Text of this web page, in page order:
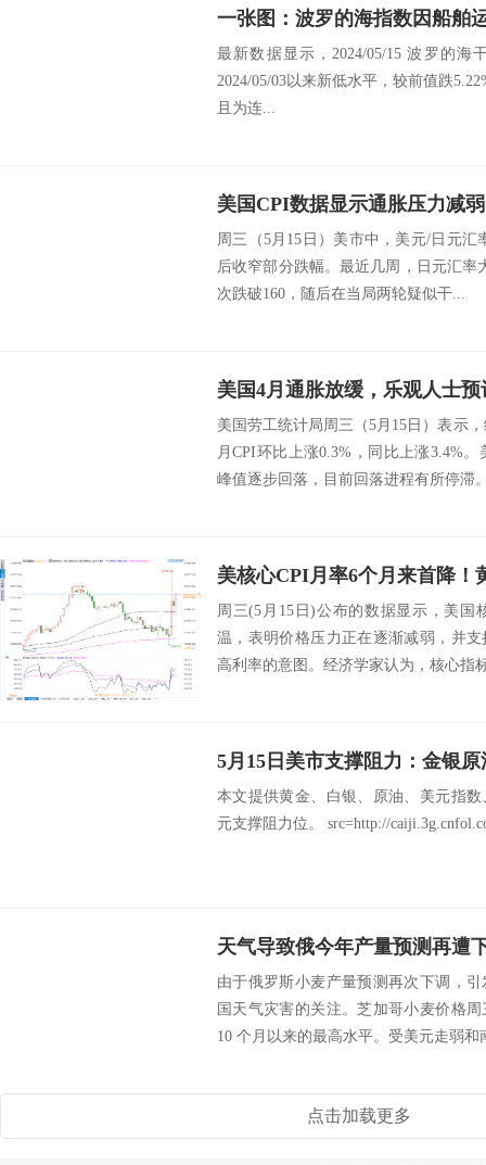
一张图：波罗的海指数因船舶
最新数据显示，2024/05/15 波罗的海
2024/05/03以来新低水平，较前值跌
且为连...
周三（5月15日）美市中，美元/日元汇
后收窄部分跌幅。最近几周，日元汇率
次跌破160，随后在当局两轮疑似干...
美国4月通胀放缓，乐观人士
美国劳工统计局周三（5月15日）表示
月CPI环比上涨0.3%，同比上涨3.4%。
峰值逐步回落，目前回落进程有所停滞
周三(5月15日)公布的数据显示，美国
温，表明价格压力正在逐渐减弱，并
高利率的意图。经济学家认为，核心指
本文提供黄金、白银、原油、美元指
元支撑阻力位。 src=http://
天气导致俄今年产量预测再遭
由于俄罗斯小麦产量预测再次下调，
国天气灾害的关注。芝加哥小麦价格
10 个月以来的最高水平。受美元走弱
点击加载更多